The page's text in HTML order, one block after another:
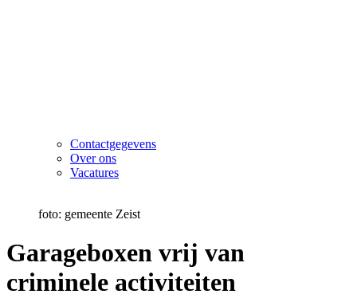
Contactgegevens
Over ons
Vacatures
foto: gemeente Zeist
Garageboxen vrij van
criminele activiteiten